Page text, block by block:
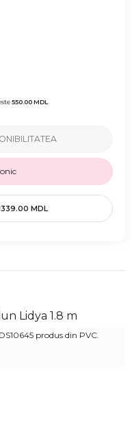
550.00MDL
MDL
Lidya 1.8 m
produs din PVC.